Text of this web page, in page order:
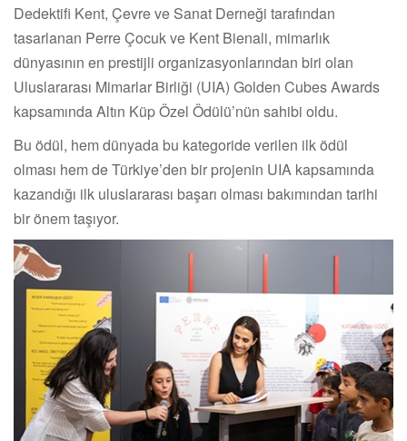
Dedektifi Kent, Çevre ve Sanat Derneği tarafından
tasarlanan Perre Çocuk ve Kent Bienali, mimarlık
dünyasının en prestijli organizasyonlarından biri olan
Uluslararası Mimarlar Birliği (UIA) Golden Cubes Awards
kapsamında Altın Küp Özel Ödülü’nün sahibi oldu.
Bu ödül, hem dünyada bu kategoride verilen ilk ödül
olması hem de Türkiye’den bir projenin UIA kapsamında
kazandığı ilk uluslararası başarı olması bakımından tarihi
bir önem taşıyor.